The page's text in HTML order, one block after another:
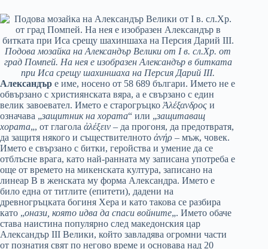
Подова мозайка на Александър Велики от I в. сл.Хр. от
град Помпей. На нея е изобразен Александър в битката
при Иса срещу шахиншаха на Персия Дарий III.
Александър e име, носено от 58 689 българи. Името не е
обвързано с християнската вяра, а е свързано с един
велик завоевател. Името е старогръцко Ἀλέξανδρος и
означава „защитник на хората“ или „защитаващ
хората„, от глагола ἀλέξειν – да прогоня, да предотвратя,
да защитя някого и съществителното ἀνήρ – мъж, човек.
Името е свързано с битки, геройства и умение да се
отблъсне врага, като най-ранната му записана употреба е
още от времето на микенската култура, записано на
линеар B в женската му форма Александра. Името е
било една от титлите (епитети), дадени на
древногръцката богиня Хера и като такова се разбира
като „онази, която идва да спаси войните„. Името обаче
става наистина популярно след македонския цар
Александър III Велики, който завладява огромни части
от познатия свят по негово време и основава над 20